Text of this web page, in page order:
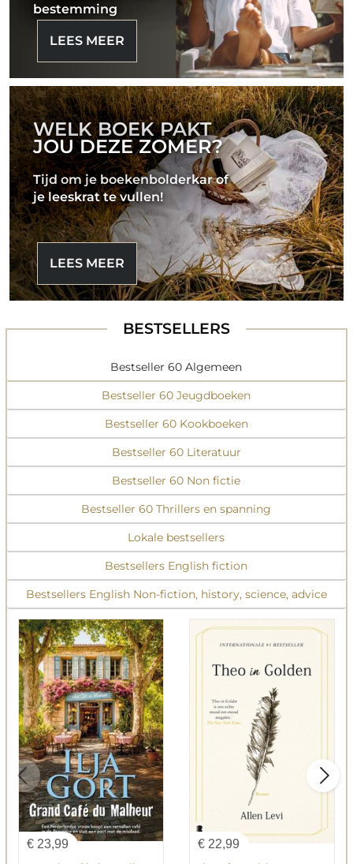
bestemming
LEES MEER
WELK BOEK PAKT
JOU DEZE ZOMER?
Tijd om je boekenbolderkar of
je leeskrat te vullen!
LEES MEER
BESTSELLERS
Bestseller 60 Algemeen
Bestseller 60 Jeugdboeken
Bestseller 60 Kookboeken
Bestseller 60 Literatuur
Bestseller 60 Non fictie
Bestseller 60 Thrillers en spanning
Lokale bestsellers
Bestsellers English fiction
Bestsellers English Non-fiction, history, science, advice
€ 23,99 € 22,99